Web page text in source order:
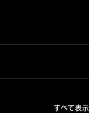
すべて表示